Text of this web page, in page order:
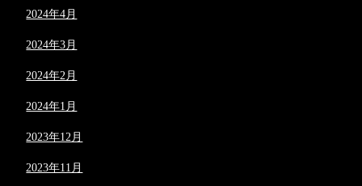
2024年4月
2024年3月
2024年2月
2024年1月
2023年12月
2023年11月